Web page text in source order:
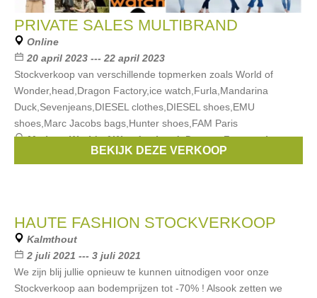
PRIVATE SALES MULTIBRAND
Online
20 april 2023 --- 22 april 2023
Stockverkoop van verschillende topmerken zoals World of
Wonder,head,Dragon Factory,ice watch,Furla,Mandarina
Duck,Sevenjeans,DIESEL clothes,DIESEL shoes,EMU
shoes,Marc Jacobs bags,Hunter shoes,FAM Paris
Merken:World of Wonder,head,Dragon Factory,ice
BEKIJK DEZE VERKOOP
HAUTE FASHION STOCKVERKOOP
Kalmthout
2 juli 2021 --- 3 juli 2021
We zijn blij jullie opnieuw te kunnen uitnodigen voor onze
Stockverkoop aan bodemprijzen tot -70% ! Alsook zetten we